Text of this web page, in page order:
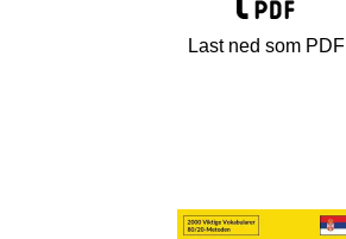
Last ned som PDF